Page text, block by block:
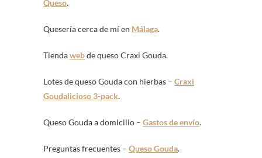
Queso.
Quesería cerca de mí en Málaga.
Tiendawebde queso Craxi Gouda.
Lotes de queso Gouda con hierbas – Craxi
Goudalicioso 3-pack.
Queso Gouda a domicilio – Gastos de envío.
Preguntas frecuentes – Queso Gouda.